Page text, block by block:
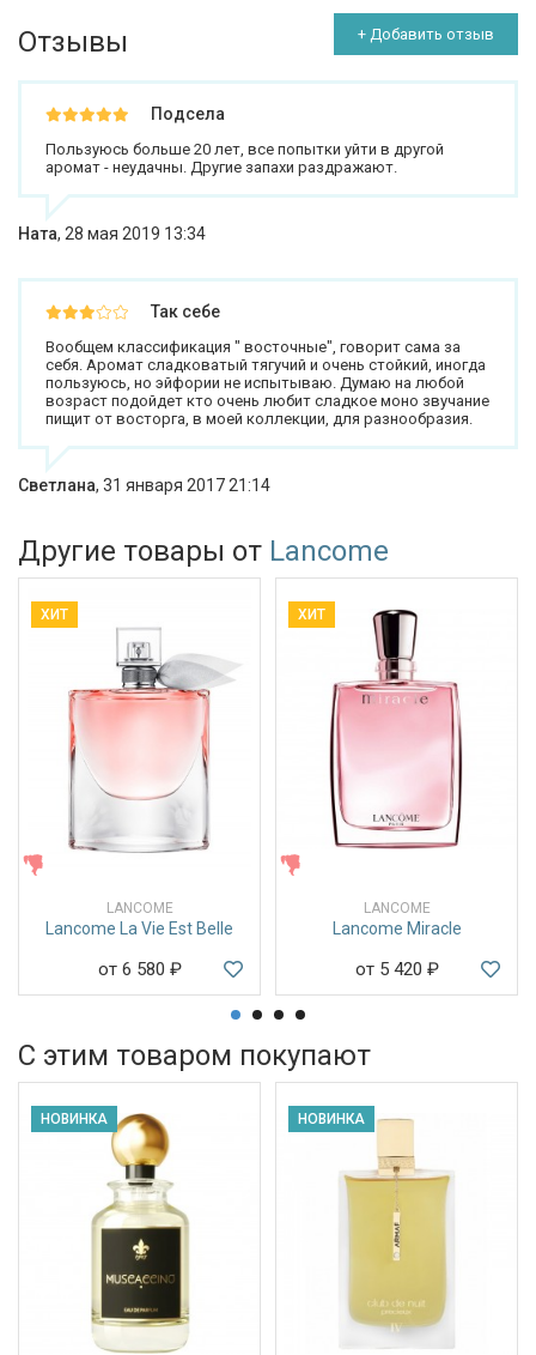
Отзывы + Добавить отзыв
Подсела
Пользуюсь больше 20 лет, все попытки уйти в другой
аромат - неудачны. Другие запахи раздражают.
Ната, 28 мая 2019 13:34
Так себе
Вообщем классификация " восточные", говорит сама за
себя. Аромат сладковатый тягучий и очень стойкий, иногда
пользуюсь, но эйфории не испытываю. Думаю на любой
возраст подойдет кто очень любит сладкое моно звучание
пищит от восторга, в моей коллекции, для разнообразия.
Светлана, 31 января 2017 21:14
Другие товары от Lancome
ХИТ
LANCOME
Lancome La Vie Est Belle
от 6 580 ₽
ХИТ
LANCOME
Lancome Miracle
от 5 420 ₽
С этим товаром покупают
НОВИНКА НОВИНКА